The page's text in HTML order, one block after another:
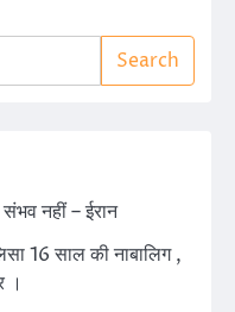
Search
संभव नहीं – ईरान
16 साल की नाबालिग ,
।